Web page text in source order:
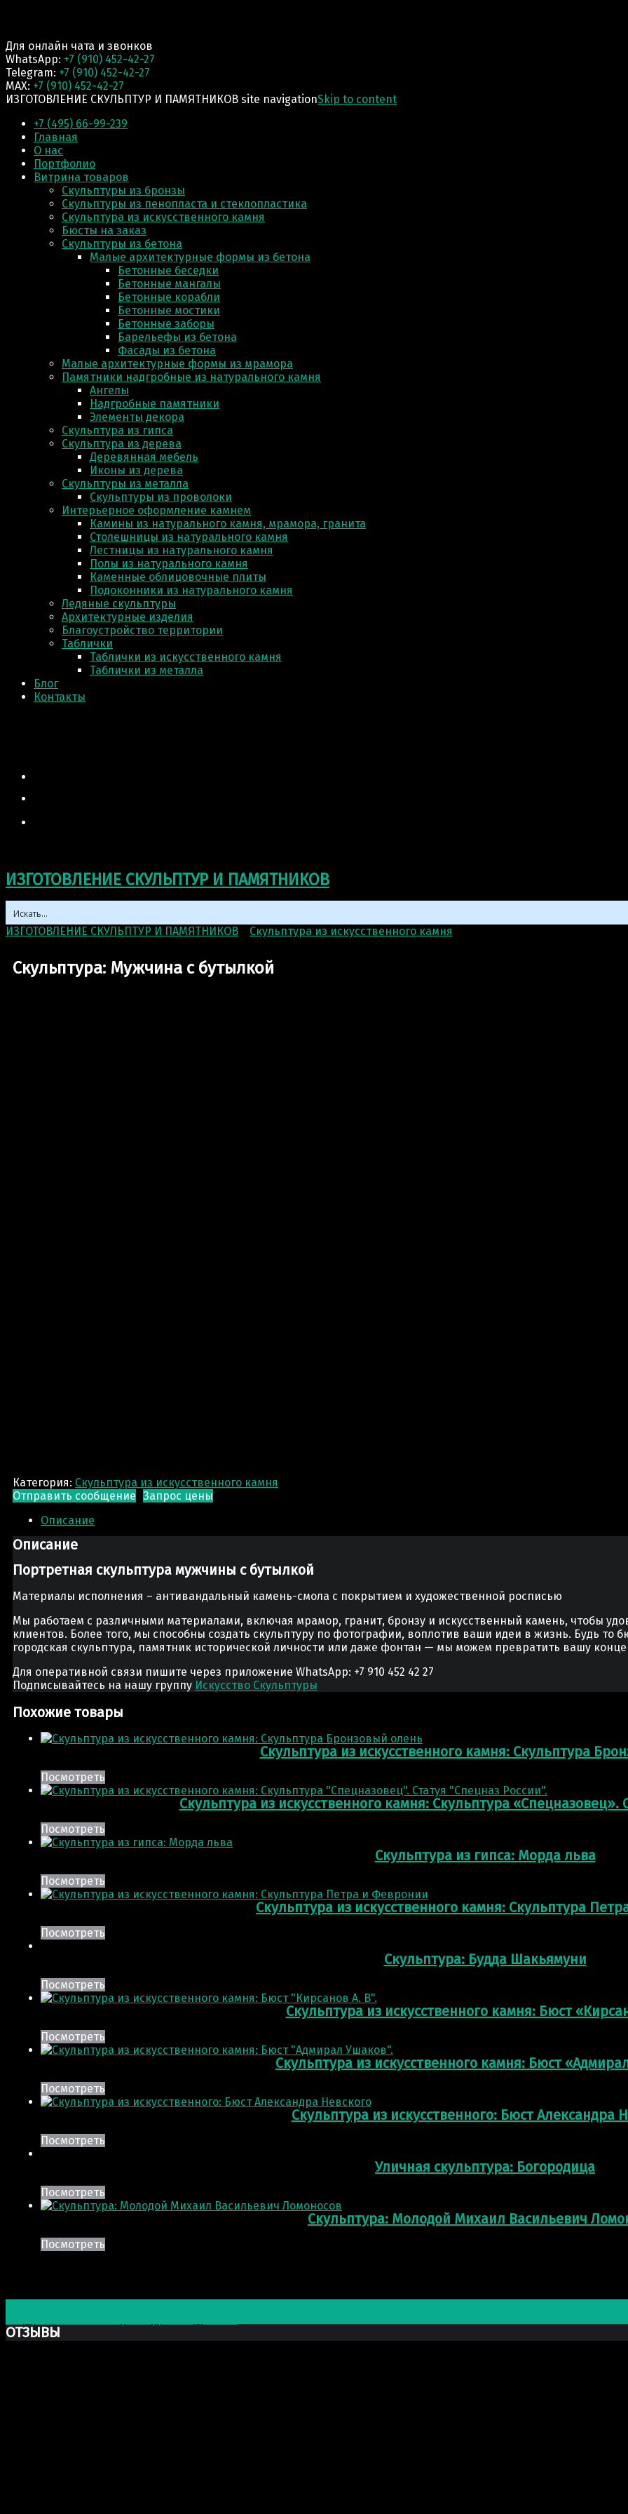
Для онлайн чата и звонков
WhatsApp: +7 (910) 452-42-27
Telegram: +7 (910) 452-42-27
MAX: +7 (910) 452-42-27
ИЗГОТОВЛЕНИЕ СКУЛЬПТУР И ПАМЯТНИКОВ site navigationSkip to content
+7 (495) 66-99-239
Главная
О нас
Портфолио
Витрина товаров
Скульптуры из бронзы
Скульптуры из пенопласта и стеклопластика
Скульптура из искусственного камня
Бюсты на заказ
Скульптуры из бетона
Малые архитектурные формы из бетона
Бетонные беседки
Бетонные мангалы
Бетонные корабли
Бетонные мостики
Бетонные заборы
Барельефы из бетона
Фасады из бетона
Малые архитектурные формы из мрамора
Памятники надгробные из натурального камня
Ангелы
Надгробные памятники
Элементы декора
Скульптура из гипса
Скульптура из деревa
Деревянная мебель
Иконы из дерева
Скульптуры из металла
Скульптуры из проволоки
Интерьерное оформление камнем
Камины из натурального камня, мрамора, гранита
Столешницы из натурального камня
Лестницы из натурального камня
Полы из натурального камня
Каменные облицовочные плиты
Подоконники из натурального камня
Ледяные скульптуры
Архитектурные изделия
Благоустройство территории
Таблички
Таблички из искусственного камня
Таблички из металла
Блог
Контакты
ИЗГОТОВЛЕНИЕ СКУЛЬПТУР И ПАМЯТНИКОВ
ИЗГОТОВЛЕНИЕ СКУЛЬПТУР И ПАМЯТНИКОВ Скульптура из искусственного камня
Скульптура: Мужчина с бутылкой
Категория: Скульптура из искусственного камня
Отправить сообщение Запрос цены
Описание
Описание
Портретная скульптура мужчины с бутылкой
Материалы исполнения – антивандальный камень-смола с покрытием и художественной росписью
Мы работаем с различными материалами, включая мрамор, гранит, бронзу и искусственный камень, чтобы
клиентов. Более того, мы способны создать скульптуру по фотографии, воплотив ваши идеи в жизнь. Будь то
городская скульптура, памятник исторической личности или даже фонтан — мы можем превратить вашу
Для оперативной связи пишите через приложение WhatsApp: +7 910 452 42 27
Подписывайтесь на нашу группу Искусство Скульптуры
Похожие товары
Скульптура из искусственного камня: Скульптура
Посмотреть
Скульптура из искусственного камня: Скульптура «Спецназовец».
Посмотреть
Скульптура из гипса: Морда льва
Посмотреть
Скульптура из искусственного камня: Скульптура
Посмотреть
Скульптура: Будда Шакьямуни
Посмотреть
Скульптура из искусственного камня: Бюст
Посмотреть
Скульптура из искусственного камня: Бюст
Посмотреть
Скульптура из искусственного: Бюст Александра
Посмотреть
Уличная скульптура: Богородица
Посмотреть
Скульптура: Молодой Михаил Васильевич
Посмотреть
ОТЗЫВЫ